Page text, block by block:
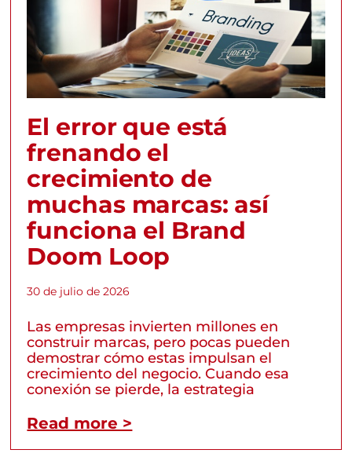
El error que está
frenando el
crecimiento de
muchas marcas: así
funciona el Brand
Doom Loop
30 de julio de 2026
Las empresas invierten millones en
construir marcas, pero pocas pueden
demostrar cómo estas impulsan el
crecimiento del negocio. Cuando esa
conexión se pierde, la estrategia
Read more >